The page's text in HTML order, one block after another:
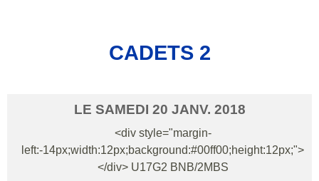
CADETS 2
LE SAMEDI 20 JANV. 2018
<div style="margin-
left:-14px;width:12px;background:#00ff00;height:12px;">
</div> U17G2 BNB/2MBS